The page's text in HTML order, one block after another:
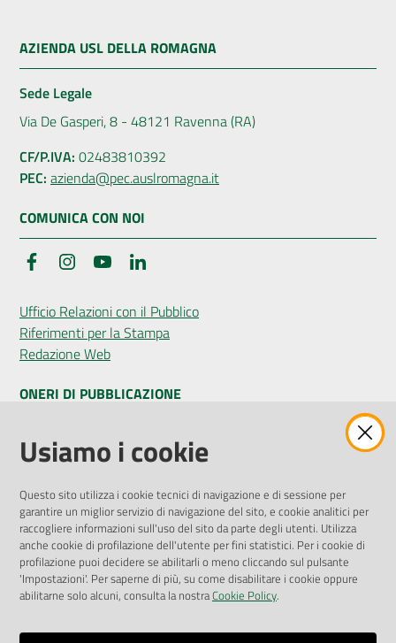
AZIENDA USL DELLA ROMAGNA
Sede Legale
Via De Gasperi, 8 - 48121 Ravenna (RA)
CF/P.IVA: 02483810392
PEC: azienda@pec.auslromagna.it
COMUNICA CON NOI
FacebookInstagramYouTube
Ufficio Relazioni con il Pubblico
Riferimenti per la Stampa
Redazione Web
ONERI DI PUBBLICAZIONE
Amministrazione Trasparente
Pubblicità legale
Privacy Policy
Attuazione Misure PNRR
Liste di Attesa
ENTI, IMPRESE E PARTNER
Fatturazione Elettronica
Usiamo i cookie
Questo sito utilizza i cookie tecnici di navigazione e di sessione per
garantire un miglior servizio di navigazione del sito, e cookie analitici per
raccogliere informazioni sull'uso del sito da parte degli utenti. Utilizza
anche cookie di profilazione dell'utente per fini statistici. Per i cookie di
profilazione puoi decidere se abilitarli o meno cliccando sul pulsante
'Impostazioni'. Per saperne di più, su come disabilitare i cookie oppure
abilitarne solo alcuni, consulta la nostraCookie Policy.